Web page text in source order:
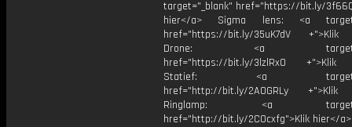
target="_blank" href="https://bit.ly/
hier</a> Sigma lens: <a
href="https://bit.ly/35uK7dV +">Klik
Drone: <a
href="https://bit.ly/3lzlRx0 +">Klik
Statief: <a
href="http://bit.ly/2AOGRLy +">Klik
Ringlamp: <a
href="http://bit.ly/2C0cxfg">Klik hier</a>